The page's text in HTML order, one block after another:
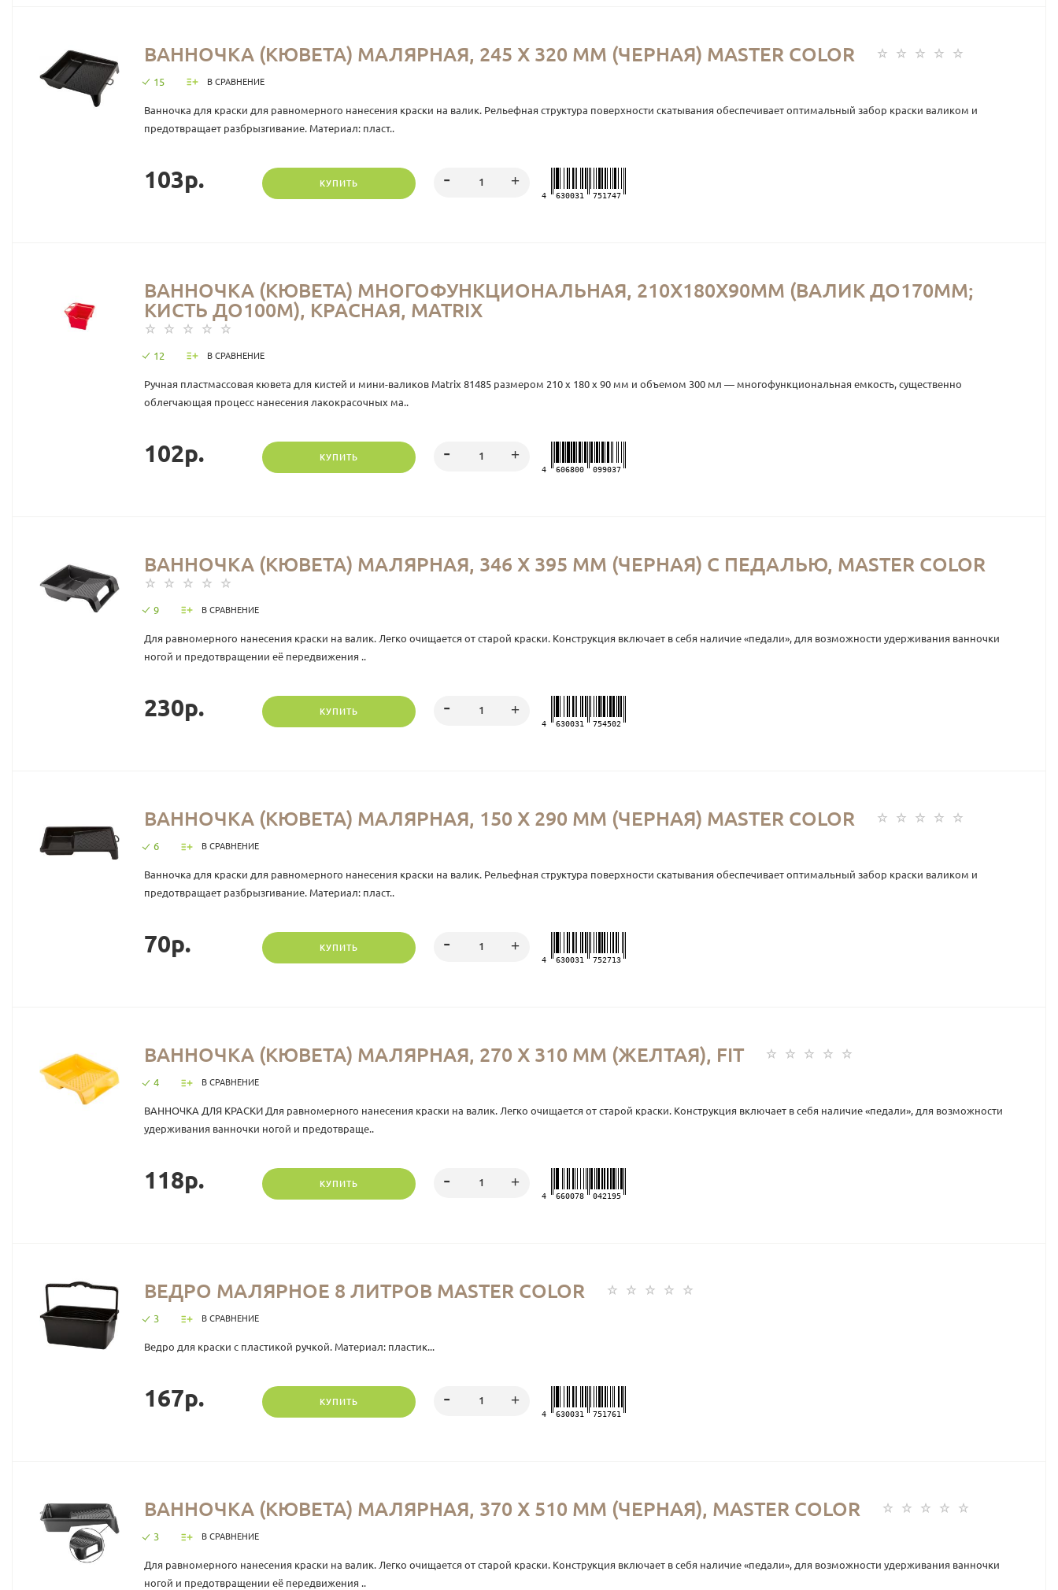
ВАННОЧКА (КЮВЕТА) МАЛЯРНАЯ, 245 Х 320 ММ (ЧЕРНАЯ) MASTER COLOR
15 В СРАВНЕНИЕ
Ванночка для краски для равномерного нанесения краски на валик. Рельефная структура поверхности скатывания обеспечивает оптимальный забор краски валиком и
предотвращает разбрызгивание. Материал: пласт..
103р. КУПИТЬ
4 630031 751747
ВАННОЧКА (КЮВЕТА) МНОГОФУНКЦИОНАЛЬНАЯ, 210Х180Х90ММ (ВАЛИК ДО170ММ;
КИСТЬ ДО100М), КРАСНАЯ, MATRIХ
12 В СРАВНЕНИЕ
Ручная пластмассовая кювета для кистей и мини-валиков Matrix 81485 размером 210 х 180 х 90 мм и объемом 300 мл — многофункциональная емкость, существенно
облегчающая процесс нанесения лакокрасочных ма..
102р. КУПИТЬ
4 606800 099037
ВАННОЧКА (КЮВЕТА) МАЛЯРНАЯ, 346 Х 395 ММ (ЧЕРНАЯ) С ПЕДАЛЬЮ, MASTER COLOR
9 В СРАВНЕНИЕ
Для равномерного нанесения краски на валик. Легко очищается от старой краски. Конструкция включает в себя наличие «педали», для возможности удерживания ванночки
ногой и предотвращении её передвижения ..
230р. КУПИТЬ
4 630031 754502
ВАННОЧКА (КЮВЕТА) МАЛЯРНАЯ, 150 Х 290 ММ (ЧЕРНАЯ) MASTER COLOR
6 В СРАВНЕНИЕ
Ванночка для краски для равномерного нанесения краски на валик. Рельефная структура поверхности скатывания обеспечивает оптимальный забор краски валиком и
предотвращает разбрызгивание. Материал: пласт..
70р. КУПИТЬ
4 630031 752713
ВАННОЧКА (КЮВЕТА) МАЛЯРНАЯ, 270 Х 310 ММ (ЖЕЛТАЯ), FIT
4 В СРАВНЕНИЕ
ВАННОЧКА ДЛЯ КРАСКИ Для равномерного нанесения краски на валик. Легко очищается от старой краски. Конструкция включает в себя наличие «педали», для возможности
удерживания ванночки ногой и предотвраще..
118р. КУПИТЬ
4 660078 042195
ВЕДРО МАЛЯРНОЕ 8 ЛИТРОВ MASTER COLOR
3 В СРАВНЕНИЕ
Ведро для краски с пластикой ручкой. Материал: пластик...
167р. КУПИТЬ
4 630031 751761
ВАННОЧКА (КЮВЕТА) МАЛЯРНАЯ, 370 Х 510 ММ (ЧЕРНАЯ), MASTER COLOR
3 В СРАВНЕНИЕ
Для равномерного нанесения краски на валик. Легко очищается от старой краски. Конструкция включает в себя наличие «педали», для возможности удерживания ванночки
ногой и предотвращении её передвижения ..